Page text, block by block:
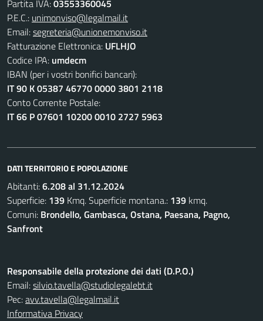
Partita IVA:03553360045
P.E.C.: unimonviso@legalmail.it
Email:segreteria@unionemonviso.it
Fatturazione Elettronica: UFLHJO
Codice IPA: umdecm
IBAN (per i vostri bonifici bancari):
IT 90 K 05387 46770 0000 3801 2118
Conto Corrente Postale:
IT 66 P 07601 10200 0010 2727 5963
DATI TERRITORIO E POPOLAZIONE
Abitanti:6.208 al 31.12.2024
Superficie: 139 Kmq. Superficie montana.: 139 kmq.
Comuni: Brondello, Gambasca, Ostana, Paesana, Pagno,
Sanfront
Responsabile della protezione dei dati (D.P.O.)
Email:silvio.tavella@studiolegalebt.it
Pec:avv.tavella@legalmail.it
Informativa Privacy